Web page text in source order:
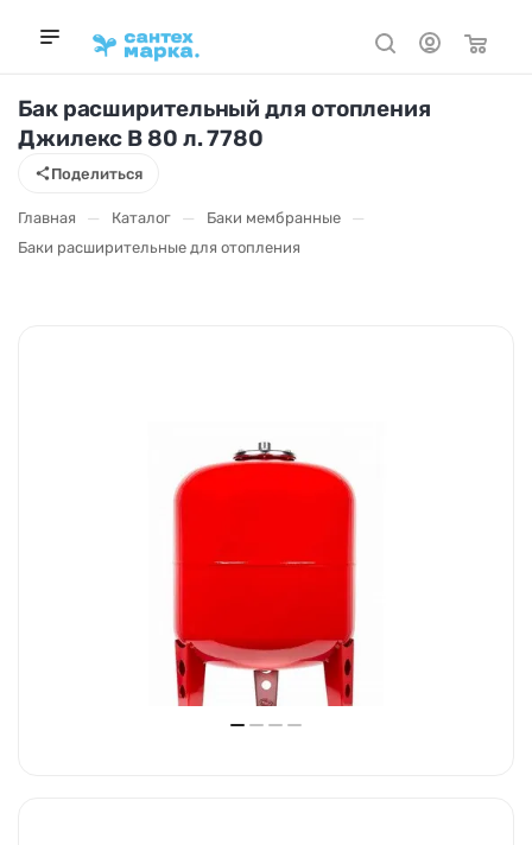
Поделиться
Бак расширительный для отопления
Джилекс В 80 л. 7780
Главная — Каталог — Баки мембранные —
Баки расширительные для отопления